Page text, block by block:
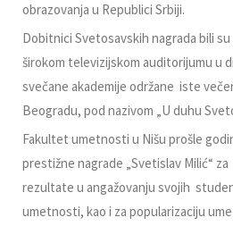
obrazovanja u Republici Srbiji.
Dobitnici Svetosavskih nagrada bili
širokom televizijskom auditorijumu u
svečane akademije održane iste
Beogradu, pod nazivom „U duhu
Fakultet umetnosti u Nišu prošle
prestižne nagrade „Svetislav Milić“
rezultate u angažovanju svojih
umetnosti, kao i za popularizaciju